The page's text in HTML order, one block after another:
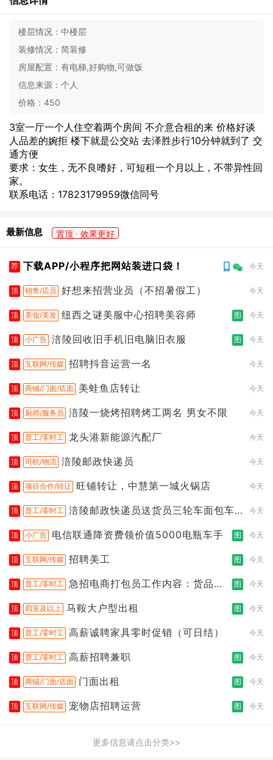
楼层情况： 中楼层
装修情况： 简装修
房屋配置： 有电梯,好购物,可做饭
信息来源： 个人
价格： 450
3室一厅一个人住空着两个房间 不介意合租的来 价格好谈
人品差的婉拒 楼下就是公交站 去泽胜步行10分钟就到了 交
通方便
要求：女生，无不良嗜好，可短租一个月以上，不带异性回
家。
联系电话：17823179959微信同号
最新信息 置顶 · 效果更好
荐 下载APP/小程序把网站装进口袋！ 今天
顶 销售/店员 好想来招营业员（不招暑假工） 今天
顶 美妆/美发 纽西之谜美服中心招聘美容师 图 今天
顶 小广告 涪陵回收旧手机旧电脑旧衣服 图 今天
顶 互联网/传媒 招聘抖音运营一名 今天
顶 商铺/门面/店面 美蛙鱼店转让 今天
顶 厨师/服务员 涪陵一烧烤招聘烤工两名 男女不限 今天
顶 普工/零时工 龙头港新能源汽配厂 今天
顶 司机/物流 涪陵邮政快递员 今天
顶 项目合作/转让 旺铺转让，中慧第一城火锅店 今天
顶 普工/零时工 涪陵邮政快递员送货员三轮车面包车
今天
顶 小广告 电信联通降资费领价值5000电瓶车手 图 今天
顶 互联网/传媒 招聘美工 图 今天
顶 普工/零时工 急招电商打包员工作内容：货品分
图 今天
顶 四室及以上 马鞍大户型出租 图 今天
顶 普工/零时工 高薪诚聘家具零时促销（可日结） 今天
顶 普工/零时工 高薪招聘兼职 图 今天
顶 商铺/门面/店面 门面出租 图 今天
顶 互联网/传媒 宠物店招聘运营 图 今天
更多信息请点击分类>>